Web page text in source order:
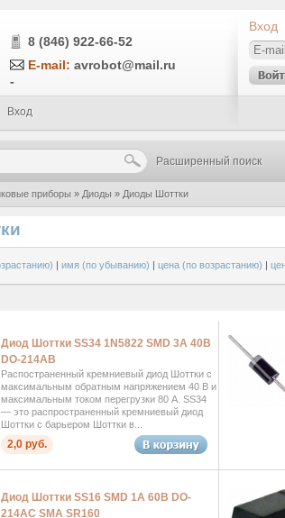
8 (846) 922-66-52
E-mail: avrobot@mail.ru
-
Вход
Вход
Расширенный поиск
приборы » Диоды » Диоды Шоттки
| имя (по убыванию) | цена (по возрастанию) |
Диод Шоттки SS34 1N5822 SMD 3А 40В
DO-214AB
Распостраненный кремниевый диод Шоттки с
максимальным обратным напряжением 40 В и
максимальным током перегрузки 80 А. SS34
— это распространенный кремниевый диод
Шоттки с барьером Шоттки в...
2,0 руб.
Диод Шоттки SS16 SMD 1А 60В DO-
214AC SMA SR160